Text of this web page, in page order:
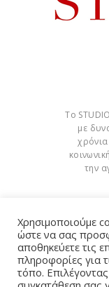
Το
με
την
Χρησιμοποιούμε
ώστε να σας
αποθηκεύετε τις
πληροφορίες για
τόπο.